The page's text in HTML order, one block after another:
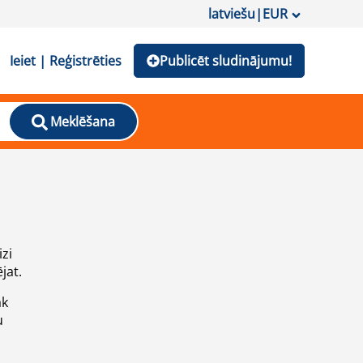
latviešu|EUR
Ieiet | Reģistrēties Publicēt sludinājumu!
Meklēšana